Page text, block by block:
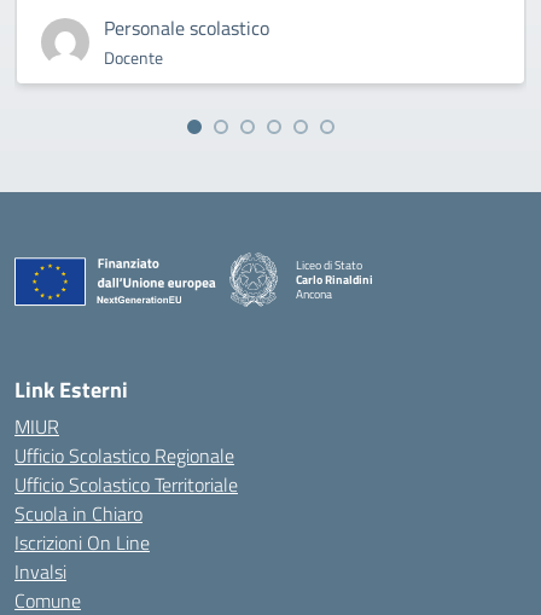
Personale scolastico
Docente
Liceo di Stato
Carlo Rinaldini
Ancona
Link Esterni
MIUR
Ufficio Scolastico Regionale
Ufficio Scolastico Territoriale
Scuola in Chiaro
Iscrizioni On Line
Invalsi
Comune